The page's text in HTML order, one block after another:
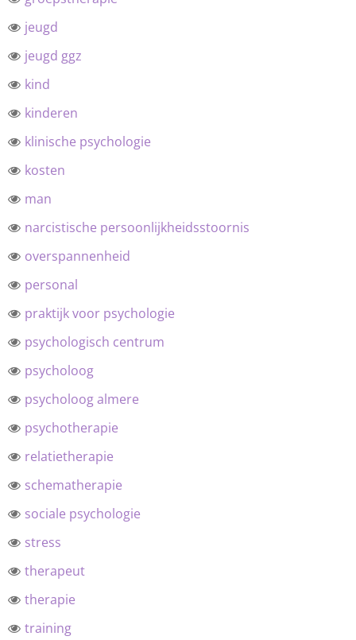
jeugd
jeugd ggz
kind
kinderen
klinische psychologie
kosten
man
narcistische persoonlijkheidsstoornis
overspannenheid
personal
praktijk voor psychologie
psychologisch centrum
psycholoog
psycholoog almere
psychotherapie
relatietherapie
schematherapie
sociale psychologie
stress
therapeut
therapie
training